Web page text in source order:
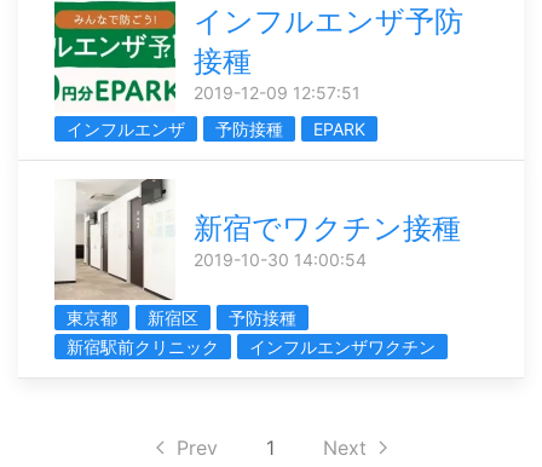
インフルエンザ予防
接種
2019-12-09 12:57:51
インフルエンザ
予防接種 EPARK
新宿でワクチン接種
2019-10-30 14:00:54
東京都 新宿区
予防接種
新宿駅前クリニック
インフルエンザワクチン
Prev 1 Next